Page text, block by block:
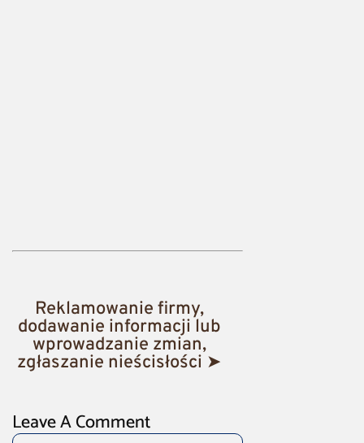
Reklamowanie firmy,
dodawanie informacji lub
wprowadzanie zmian,
zgłaszanie nieścisłości ➤
Leave A Comment